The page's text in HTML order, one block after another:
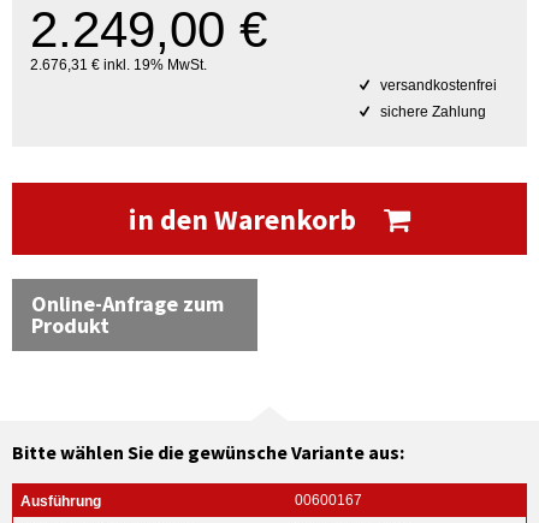
2.249,00 €
2.676,31 € inkl. 19% MwSt.
versandkostenfrei
sichere Zahlung
in den Warenkorb
Online-Anfrage zum
Produkt
Bitte wählen Sie die gewünsche Variante aus:
00600167